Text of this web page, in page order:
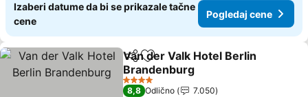
Izaberi datume da bi se prikazale tačne
cene
Pogledaj cene
Deli Dodati u favorite
Van der Valk Hotel Berlin
Brandenburg
Pogledaj cene
4 Zvezdice
8,8 Odlično
7.050